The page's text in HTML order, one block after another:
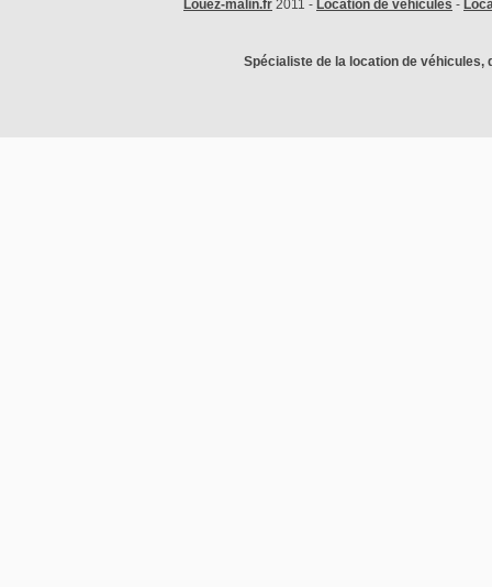
Louez-malin.fr 2011 - Location de véhicules -
Spécialiste de la location de véhicules,